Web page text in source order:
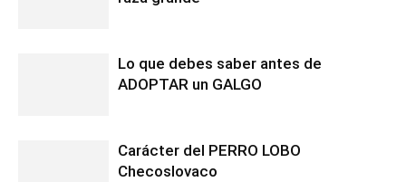
Lo que debes saber antes de
ADOPTAR un GALGO
Carácter del PERRO LOBO
Checoslovaco